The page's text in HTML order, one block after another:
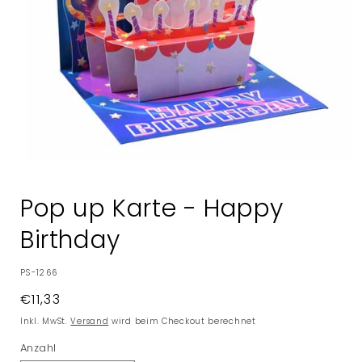
Modal
öffnen
Pop up Karte - Happy
Birthday
SKU:
PS-1266
Normaler
Preis
€11,33
Inkl. MwSt.Versand wird beim Checkout berechnet
Anzahl